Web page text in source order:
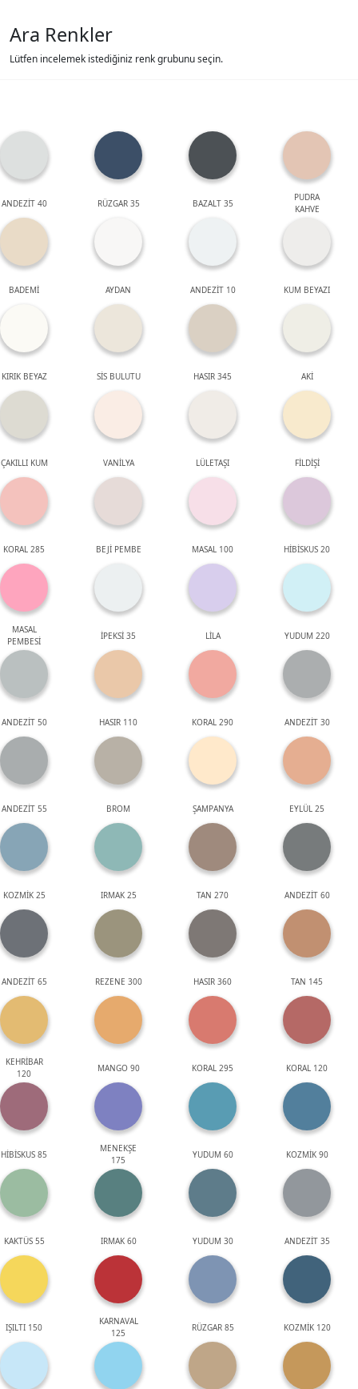
Ara Renkler
Lütfen incelemek istediğiniz renk grubunu seçin.
ANDEZİT 40 RÜZGAR 35 BAZALT 35
PUDRA
KAHVE
BADEMİ AYDAN ANDEZİT 10 KUM BEYAZI
KIRIK BEYAZ SİS BULUTU HASIR 345 AKİ
ÇAKILLI KUM VANİLYA LÜLETAŞI FİLDİŞİ
KORAL 285 BEJİ PEMBE MASAL 100 HİBİSKUS 20
MASAL
PEMBESİ
İPEKSİ 35 LİLA YUDUM 220
ANDEZİT 50 HASIR 110 KORAL 290 ANDEZİT 30
ANDEZİT 55 BROM ŞAMPANYA EYLÜL 25
KOZMİK 25 IRMAK 25 TAN 270 ANDEZİT 60
ANDEZİT 65 REZENE 300 HASIR 360 TAN 145
KEHRİBAR
120
MANGO 90 KORAL 295 KORAL 120
HİBİSKUS 85
MENEKŞE
175
YUDUM 60 KOZMİK 90
KAKTÜS 55 IRMAK 60 YUDUM 30 ANDEZİT 35
IŞILTI 150
KARNAVAL
125
RÜZGAR 85 KOZMİK 120